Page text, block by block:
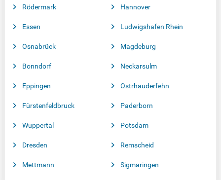
Rödermark
Essen
Osnabrück
Bonndorf
Eppingen
Fürstenfeldbruck
Wuppertal
Dresden
Mettmann
Hannover
Ludwigshafen Rhein
Magdeburg
Neckarsulm
Ostrhauderfehn
Paderborn
Potsdam
Remscheid
Sigmaringen